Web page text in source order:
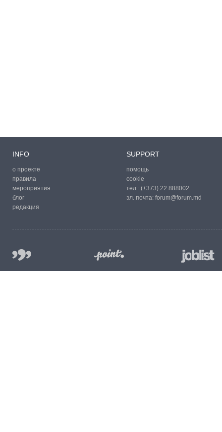
INFO
о проекте
правила
мероприятия
блог
редакция
SUPPORT
помощь
cookie
тел.: (+373) 22 888002
эл. почта: forum@forum.md